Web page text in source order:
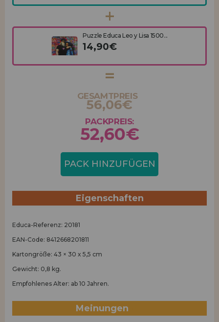
Puzzle Educa Leo y Lisa 1500...
14,90€
GESAMTPREIS
56,06€
PACKPREIS:
52,60€
PACK HINZUFÜGEN
Eigenschaften
Educa-Referenz: 20181
EAN-Code: 8412668201811
Kartongröße: 43 × 30 x 5,5 cm
Gewicht: 0,8 kg.
Empfohlenes Alter: ab 10 Jahren.
Meinungen